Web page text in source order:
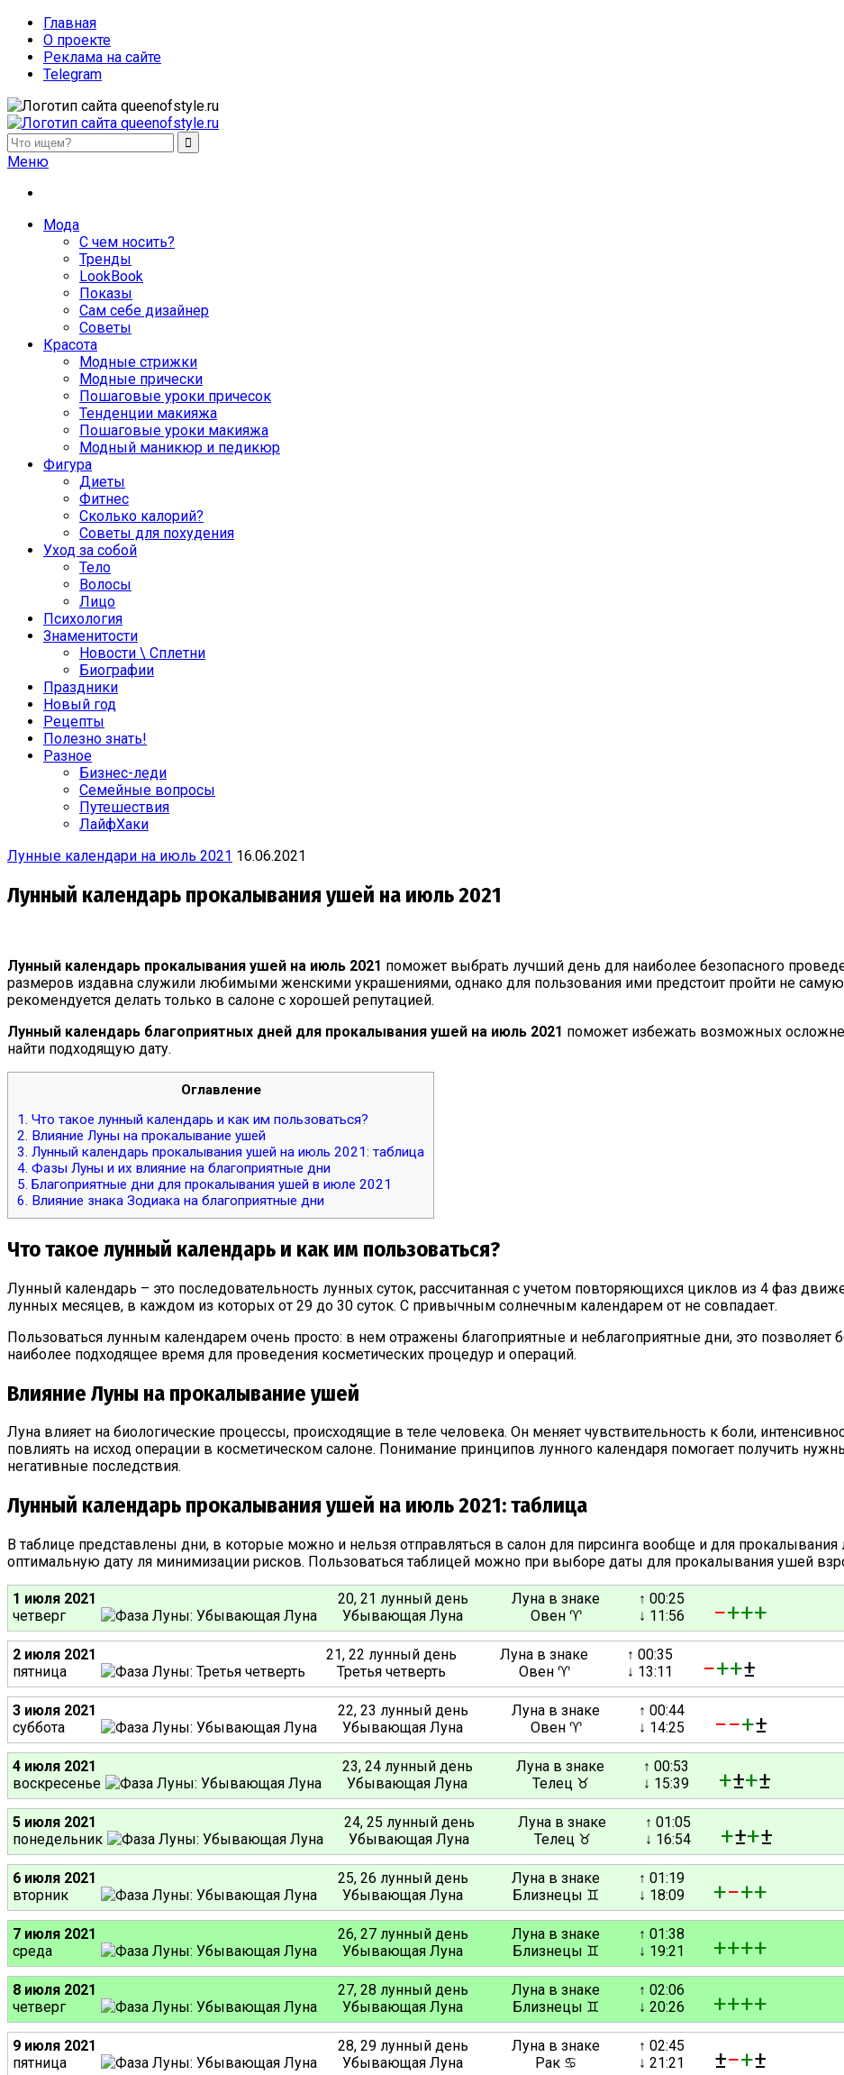
Главная
О проекте
Реклама на сайте
Telegram
queenofstyle.ru
Женский сайт о моде и красоте. Истории преображения и похудения, отзывы о процедурах и косметике
Меню
Мода
С чем носить?
Тренды
LookBook
Показы
Сам себе дизайнер
Советы
Красота
Модные стрижки
Модные прически
Пошаговые уроки причесок
Тенденции макияжа
Пошаговые уроки макияжа
Модный маникюр и педикюр
Фигура
Диеты
Фитнес
Сколько калорий?
Советы для похудения
Уход за собой
Тело
Волосы
Лицо
Психология
Знаменитости
Новости \ Сплетни
Биографии
Праздники
Новый год
Рецепты
Полезно знать!
Разное
Бизнес-леди
Семейные вопросы
Путешествия
ЛайфХаки
Лунные календари на июль 2021 16.06.2021
Лунный календарь прокалывания ушей на июль 2021
Лунный календарь прокалывания ушей на июль 2021 поможет выбрать лучший день для наиболее безопасного
размеров издавна служили любимыми женскими украшениями, однако для пользования ими предстоит пройти не
рекомендуется делать только в салоне с хорошей репутацией.
Лунный календарь благоприятных дней для прокалывания ушей на июль 2021 поможет избежать возможных
найти подходящую дату.
Оглавление
1. Что такое лунный календарь и как им пользоваться?
2. Влияние Луны на прокалывание ушей
3. Лунный календарь прокалывания ушей на июль 2021: таблица
4. Фазы Луны и их влияние на благоприятные дни
5. Благоприятные дни для прокалывания ушей в июле 2021
6. Влияние знака Зодиака на благоприятные дни
Что такое лунный календарь и как им пользоваться?
Лунный календарь – это последовательность лунных суток, рассчитанная с учетом повторяющихся циклов из 4 фаз
лунных месяцев, в каждом из которых от 29 до 30 суток. С привычным солнечным календарем от не совпадает.
Пользоваться лунным календарем очень просто: в нем отражены благоприятные и неблагоприятные дни, это позволяет
наиболее подходящее время для проведения косметических процедур и операций.
Влияние Луны на прокалывание ушей
Луна влияет на биологические процессы, происходящие в теле человека. Он меняет чувствительность к боли,
повлиять на исход операции в косметическом салоне. Понимание принципов лунного календаря помогает получить
негативные последствия.
Лунный календарь прокалывания ушей на июль 2021: таблица
В таблице представлены дни, в которые можно и нельзя отправляться в салон для пирсинга вообще и для
оптимальную дату ля минимизации рисков. Пользоваться таблицей можно при выборе даты для прокалывания ушей
1 июля 2021
четверг
20, 21 лунный день
Убывающая Луна
Луна в знаке
Овен ♈
↑ 00:25
↓ 11:56
−+++
2 июля 2021
пятница
21, 22 лунный день
Третья четверть
Луна в знаке
Овен ♈
↑ 00:35
↓ 13:11
−++±
3 июля 2021
суббота
22, 23 лунный день
Убывающая Луна
Луна в знаке
Овен ♈
↑ 00:44
↓ 14:25
−−+±
4 июля 2021
воскресенье
23, 24 лунный день
Убывающая Луна
Луна в знаке
Телец ♉
↑ 00:53
↓ 15:39
+±+±
5 июля 2021
понедельник
24, 25 лунный день
Убывающая Луна
Луна в знаке
Телец ♉
↑ 01:05
↓ 16:54
+±+±
6 июля 2021
вторник
25, 26 лунный день
Убывающая Луна
Луна в знаке
Близнецы ♊
↑ 01:19
↓ 18:09
+−++
7 июля 2021
среда
26, 27 лунный день
Убывающая Луна
Луна в знаке
Близнецы ♊
↑ 01:38
↓ 19:21
++++
8 июля 2021
четверг
27, 28 лунный день
Убывающая Луна
Луна в знаке
Близнецы ♊
↑ 02:06
↓ 20:26
++++
9 июля 2021
пятница
28, 29 лунный день
Убывающая Луна
Луна в знаке
Рак ♋
↑ 02:45
↓ 21:21
±−+±